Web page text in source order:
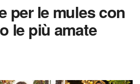
per le mules con
le più amate